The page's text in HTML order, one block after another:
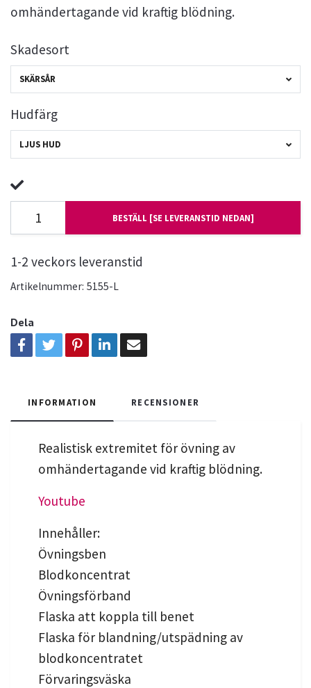
omhändertagande vid kraftig blödning.
Skadesort
SKÄRSÅR
Hudfärg
LJUS HUD
BESTÄLL [SE LEVERANSTID NEDAN]
1-2 veckors leveranstid
Artikelnummer: 5155-L
Dela
INFORMATION RECENSIONER
Realistisk extremitet för övning av
omhändertagande vid kraftig blödning.
Youtube
Innehåller:
Övningsben
Blodkoncentrat
Övningsförband
Flaska att koppla till benet
Flaska för blandning/utspädning av
blodkoncentratet
Förvaringsväska